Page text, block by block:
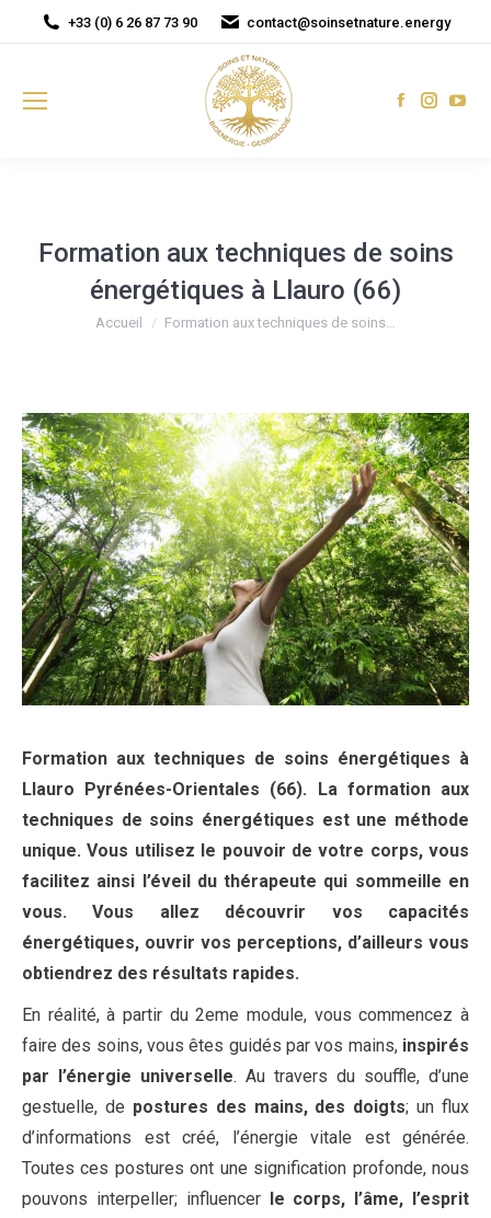
+33 (0) 6 26 87 73 90 contact@soinsetnature.energy
Facebook
Formation aux techniques de soins
énergétiques à Llauro (66)
Vous êtes ici :
Accueil Formation aux techniques de soins…
Formation aux techniques de soins énergétiques à
Llauro Pyrénées-Orientales (66). La formation aux
techniques de soins énergétiques est une méthode
unique. Vous utilisez le pouvoir de votre corps, vous
facilitez ainsi l’éveil du thérapeute qui sommeille en
vous. Vous allez découvrir vos capacités
énergétiques, ouvrir vos perceptions, d’ailleurs vous
obtiendrez des résultats rapides.
En réalité, à partir du 2eme module, vous commencez à
faire des soins, vous êtes guidés par vos mains, inspirés
par l’énergie universelle. Au travers du souffle, d’une
gestuelle, de postures des mains, des doigts; un flux
d’informations est créé, l’énergie vitale est générée.
Toutes ces postures ont une signification profonde, nous
pouvons interpeller; influencerle corps, l’âme, l’esprit